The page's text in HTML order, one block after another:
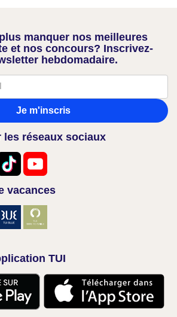
manquer nos meilleures
et nos concours? Inscrivez-
hebdomadaire.
Je m'inscris
les réseaux sociaux
vacances
TUI